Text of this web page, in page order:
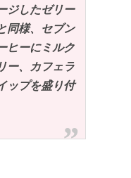
ジしたゼリー
同様、セブン
ヒーにミルク
ー、カフェラ
ップを盛り付